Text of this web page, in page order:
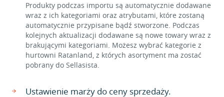
Produkty podczas importu są automatycznie dodawane
wraz z ich kategoriami oraz atrybutami, które zostaną
automatycznie przypisane bądź stworzone. Podczas
kolejnych aktualizacji dodawane są nowe towary wraz z
brakującymi kategoriami. Możesz wybrać kategorie z
hurtowni Ratanland, z których asortyment ma zostać
pobrany do Sellasista.
Ustawienie marży do ceny sprzedaży.